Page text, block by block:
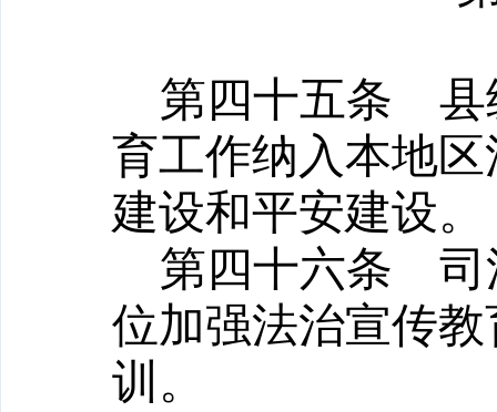
第四十五条 县
育工作纳入本地
建设和平安建设。
第四十六条 司
位加强法治宣传
训。